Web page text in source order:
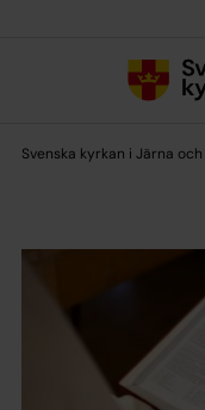
Svenska kyrkan i Järna